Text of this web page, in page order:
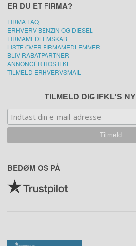
ER DU ET FIRMA?
FIRMA FAQ
ERHVERV BENZIN OG DIESEL
FIRMAMEDLEMSKAB
LISTE OVER FIRMAMEDLEMMER
BLIV RABATPARTNER
ANNONCÉR HOS IFKL
TILMELD ERHVERVSMAIL
TILMELD DIG IFKL'S
BEDØM OS PÅ